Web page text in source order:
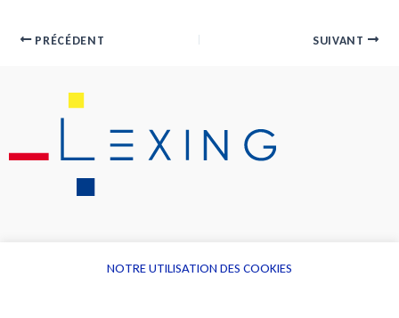
PRÉCÉDENT SUIVANT
NOTRE UTILISATION DES COOKIES